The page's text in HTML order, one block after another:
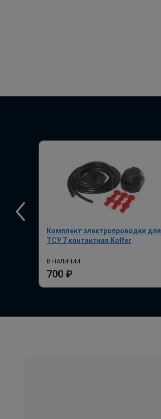
Комплект электропроводки для
ТСУ 7 контактная Koffer
В НАЛИЧИИ
700 ₽